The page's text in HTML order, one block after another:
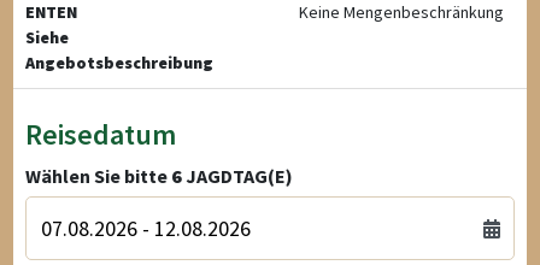
ENTEN
Siehe
Angebotsbeschreibung
Keine Mengenbeschränkung
Reisedatum
Wählen Sie bitte 6JAGDTAG(E)